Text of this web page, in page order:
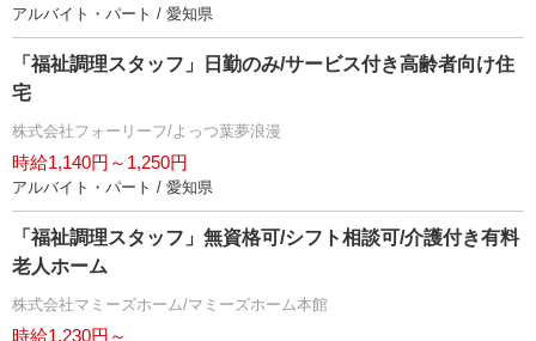
アルバイト・パート / 愛知県
「福祉調理スタッフ」日勤のみ/サービス付き高齢者向け住
宅
株式会社フォーリーフ/よっつ葉夢浪漫
時給1,140円～1,250円
アルバイト・パート / 愛知県
「福祉調理スタッフ」無資格可/シフト相談可/介護付き有料
老人ホーム
株式会社マミーズホーム/マミーズホーム本館
時給1,230円～